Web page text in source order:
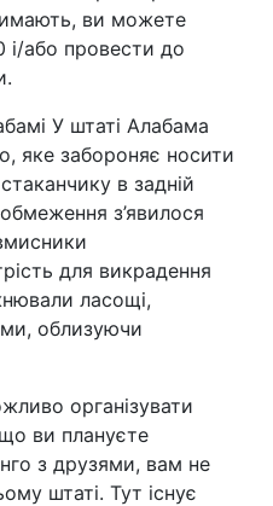
ви можете
або провести до
У штаті Алабама
яке забороняє носити
в задній
з’явилося
для викрадення
ласощі,
облизуючи
організувати
ви плануєте
з друзями, вам не
штаті. Тут існує